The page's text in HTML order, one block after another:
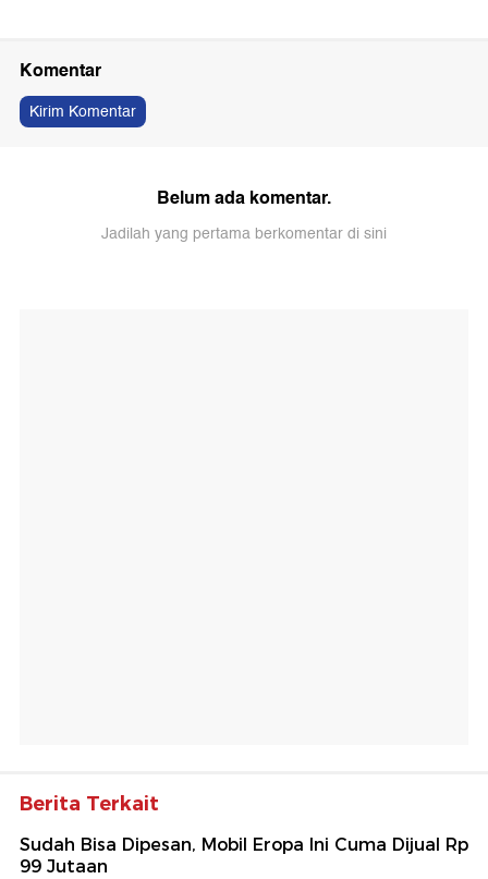
Komentar
Kirim Komentar
Belum ada komentar.
Jadilah yang pertama berkomentar di sini
Berita Terkait
Sudah Bisa Dipesan, Mobil Eropa Ini Cuma Dijual Rp
99 Jutaan